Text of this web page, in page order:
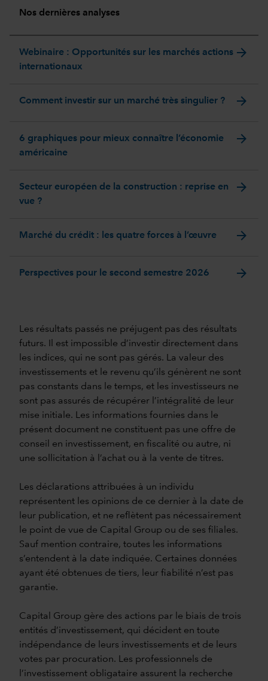
Nos dernières analyses
Webinaire : Opportunités sur les marchés actions
internationaux
arrow_forward
Comment investir sur un marché très singulier ? arrow_forward
6 graphiques pour mieux connaître l’économie
américaine
arrow_forward
Secteur européen de la construction : reprise en
vue ?
arrow_forward
Marché du crédit : les quatre forces à l’œuvre arrow_forward
Perspectives pour le second semestre 2026 arrow_forward
Les résultats passés ne préjugent pas des résultats
futurs. Il est impossible d’investir directement dans
les indices, qui ne sont pas gérés. La valeur des
investissements et le revenu qu’ils génèrent ne sont
pas constants dans le temps, et les investisseurs ne
sont pas assurés de récupérer l’intégralité de leur
mise initiale. Les informations fournies dans le
présent document ne constituent pas une offre de
conseil en investissement, en fiscalité ou autre, ni
une sollicitation à l’achat ou à la vente de titres.
Les déclarations attribuées à un individu
représentent les opinions de ce dernier à la date de
leur publication, et ne reflètent pas nécessairement
le point de vue de Capital Group ou de ses filiales.
Sauf mention contraire, toutes les informations
s’entendent à la date indiquée. Certaines données
ayant été obtenues de tiers, leur fiabilité n’est pas
garantie.
Capital Group gère des actions par le biais de trois
entités d’investissement, qui décident en toute
indépendance de leurs investissements et de leurs
votes par procuration. Les professionnels de
l’investissement obligataire assurent la recherche